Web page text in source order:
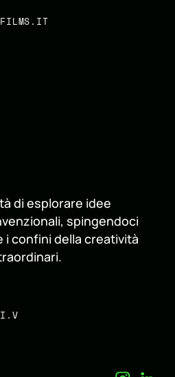
di esplorare idee
spingendoci
confini della creatività